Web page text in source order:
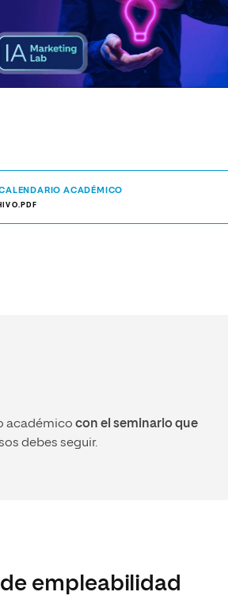
ACADÉMICO
académico con el seminario que
debes seguir.
empleabilidad